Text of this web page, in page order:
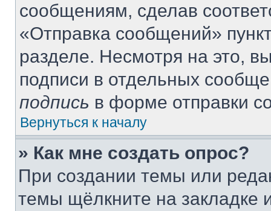
сообщениям, сделав
«Отправка сообщений»
разделе. Несмотря на это,
подписи в отдельных
подпись в форме отправки
Вернуться к началу
» Как мне создать опрос?
При создании темы или
темы щёлкните на